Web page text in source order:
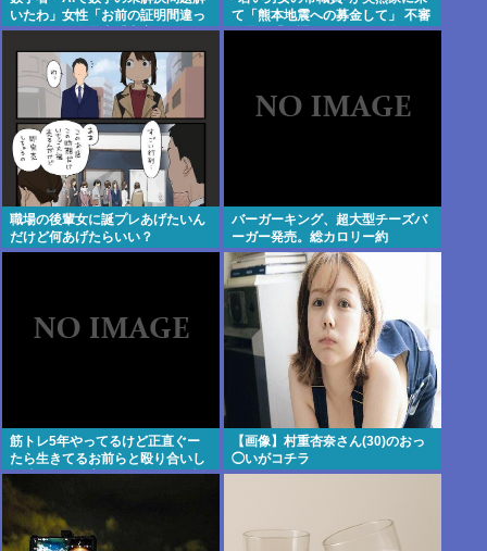
いたわ」女性「お前の証明間違っ
てるやん」数学者「内容デタラメ
で草。AI使うのヘタ？」→女性大
て「熊本地震への募金して」 不審
に思い「何課ですか?」と問うと
職場の後輩女に誕プレあげたいん
だけど何あげたらいい？
バーガーキング、超大型チーズバ
ーガー発売。総カロリー約
1656kcal 単品2490円
筋トレ5年やってるけど正直ぐー
たら生きてるお前らと殴り合いし
て勝てるかと言われるとだいぶ怪
しい
【画像】村重杏奈さん(30)のおっ
◯いがコチラ